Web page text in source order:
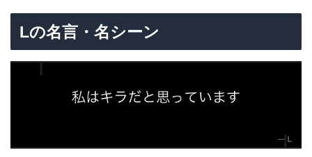
Lの名言・名シーン